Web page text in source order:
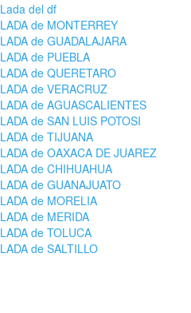
Lada del df
LADA de MONTERREY
LADA de GUADALAJARA
LADA de PUEBLA
LADA de QUERETARO
LADA de VERACRUZ
LADA de AGUASCALIENTES
LADA de SAN LUIS POTOSI
LADA de TIJUANA
LADA de OAXACA DE JUAREZ
LADA de CHIHUAHUA
LADA de GUANAJUATO
LADA de MORELIA
LADA de MERIDA
LADA de TOLUCA
LADA de SALTILLO